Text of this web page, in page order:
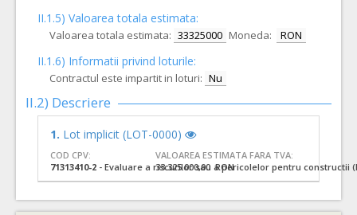
II.1.5) Valoarea totala estimata:
Valoarea totala estimata: 33325000 Moneda: RON
II.1.6) Informatii privind loturile:
Contractul este impartit in loturi: Nu
II.2) Descriere
1. Lot implicit (LOT-0000)
COD CPV:
71313410-2 - Evaluare a riscurilor sau a pericolelor pentru constructii
VALOAREA ESTIMATA FARA TVA:
33.325.000,00 RON